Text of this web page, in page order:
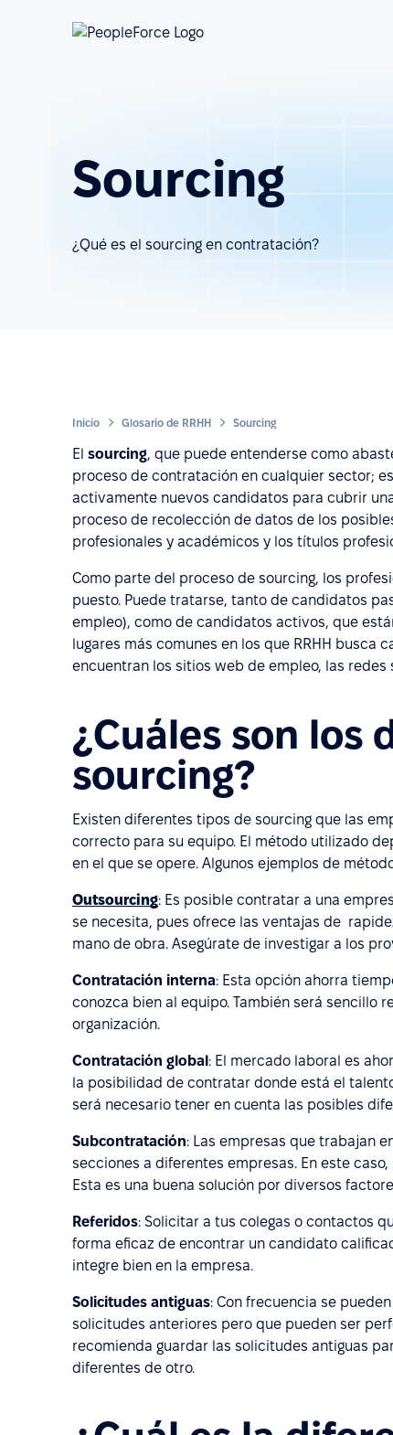
Sourcing
¿Qué es el sourcing en contratación?
Inicio Glosario de RRHH Sourcing
El sourcing, que puede entenderse como
proceso de contratación en cualquier sector;
activamente nuevos candidatos para cubrir
proceso de recolección de datos de los
profesionales y académicos y los títulos
Como parte del proceso de sourcing, los
puesto. Puede tratarse, tanto de candidatos
empleo), como de candidatos activos, que
lugares más comunes en los que RRHH
encuentran los sitios web de empleo, las
¿Cuáles son los
sourcing?
Existen diferentes tipos de sourcing que las
correcto para su equipo. El método utilizado
en el que se opere. Algunos ejemplos de
Outsourcing: Es posible contratar a una
se necesita, pues ofrece las ventajas de
mano de obra. Asegúrate de investigar a los
Contratación interna: Esta opción ahorra
conozca bien al equipo. También será sencillo
organización.
Contratación global: El mercado laboral es
la posibilidad de contratar donde está el
será necesario tener en cuenta las posibles
Subcontratación: Las empresas que trabajan
secciones a diferentes empresas. En este
Esta es una buena solución por diversos
Referidos: Solicitar a tus colegas o contactos
forma eficaz de encontrar un candidato
integre bien en la empresa.
Solicitudes antiguas: Con frecuencia se
solicitudes anteriores pero que pueden ser
recomienda guardar las solicitudes antiguas
diferentes de otro.